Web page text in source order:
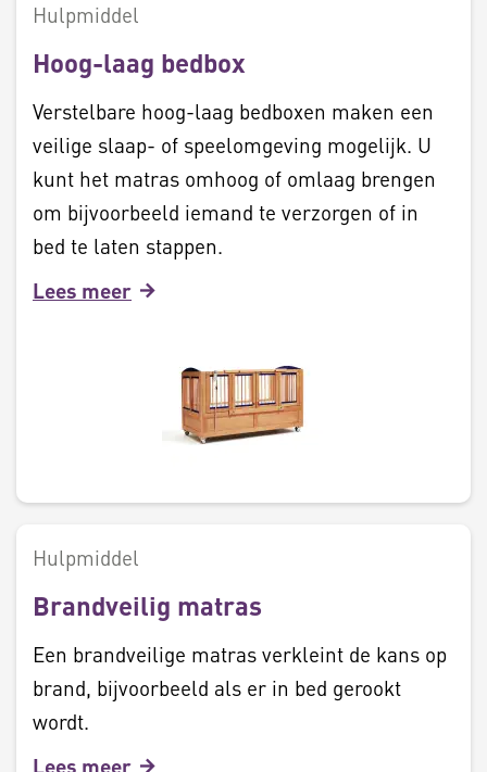
Hulpmiddel
Hoog-laag bedbox
Verstelbare hoog-laag bedboxen maken een
veilige slaap- of speelomgeving mogelijk. U
kunt het matras omhoog of omlaag brengen
om bijvoorbeeld iemand te verzorgen of in
bed te laten stappen.
Lees meer
Hulpmiddel
Brandveilig matras
Een brandveilige matras verkleint de kans op
brand, bijvoorbeeld als er in bed gerookt
wordt.
Lees meer